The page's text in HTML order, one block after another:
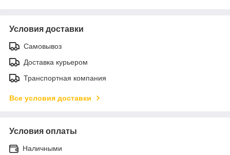
Условия доставки
Самовывоз
Доставка курьером
Транспортная компания
Все условия доставки
Условия оплаты
Наличными